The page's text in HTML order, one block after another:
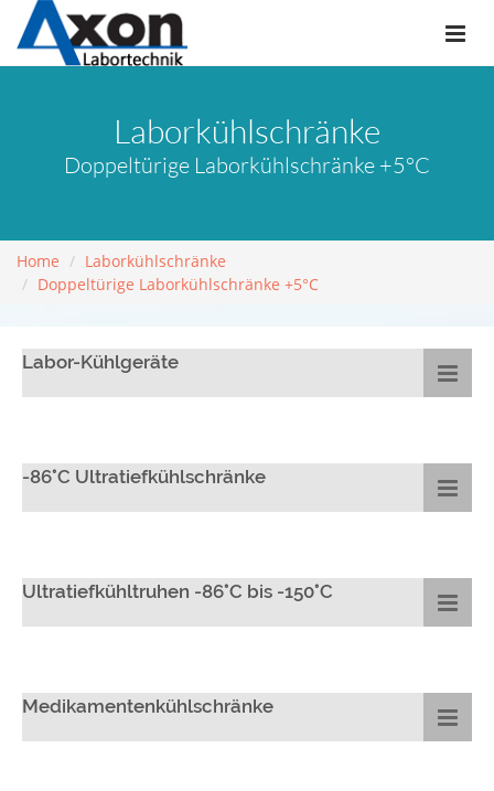
Laborkühlschränke
Doppeltürige Laborkühlschränke +5°C
Home
Laborkühlschränke
Doppeltürige Laborkühlschränke +5°C
Labor-Kühlgeräte
-86°C Ultratiefkühlschränke
Ultratiefkühltruhen -86°C bis -150°C
Medikamentenkühlschränke